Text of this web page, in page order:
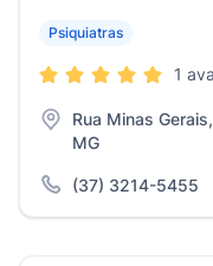
Psiquiatras
1
Rua Minas
MG
(37) 3214-5455